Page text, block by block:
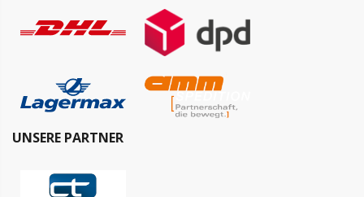
UNSERE PARTNER